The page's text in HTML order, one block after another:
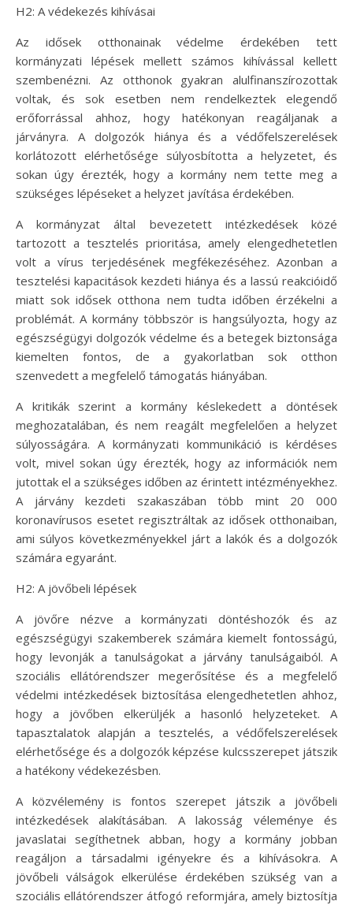
H2: A védekezés kihívásai
Az idősek otthonainak védelme érdekében tett
kormányzati lépések mellett számos kihívással kellett
szembenézni. Az otthonok gyakran alulfinanszírozottak
voltak, és sok esetben nem rendelkeztek elegendő
erőforrással ahhoz, hogy hatékonyan reagáljanak a
járványra. A dolgozók hiánya és a védőfelszerelések
korlátozott elérhetősége súlyosbította a helyzetet, és
sokan úgy érezték, hogy a kormány nem tette meg a
szükséges lépéseket a helyzet javítása érdekében.
A kormányzat által bevezetett intézkedések közé
tartozott a tesztelés prioritása, amely elengedhetetlen
volt a vírus terjedésének megfékezéséhez. Azonban a
tesztelési kapacitások kezdeti hiánya és a lassú reakcióidő
miatt sok idősek otthona nem tudta időben érzékelni a
problémát. A kormány többször is hangsúlyozta, hogy az
egészségügyi dolgozók védelme és a betegek biztonsága
kiemelten fontos, de a gyakorlatban sok otthon
szenvedett a megfelelő támogatás hiányában.
A kritikák szerint a kormány késlekedett a döntések
meghozatalában, és nem reagált megfelelően a helyzet
súlyosságára. A kormányzati kommunikáció is kérdéses
volt, mivel sokan úgy érezték, hogy az információk nem
jutottak el a szükséges időben az érintett intézményekhez.
A járvány kezdeti szakaszában több mint 20 000
koronavírusos esetet regisztráltak az idősek otthonaiban,
ami súlyos következményekkel járt a lakók és a dolgozók
számára egyaránt.
H2: A jövőbeli lépések
A jövőre nézve a kormányzati döntéshozók és az
egészségügyi szakemberek számára kiemelt fontosságú,
hogy levonják a tanulságokat a járvány tanulságaiból. A
szociális ellátórendszer megerősítése és a megfelelő
védelmi intézkedések biztosítása elengedhetetlen ahhoz,
hogy a jövőben elkerüljék a hasonló helyzeteket. A
tapasztalatok alapján a tesztelés, a védőfelszerelések
elérhetősége és a dolgozók képzése kulcsszerepet játszik
a hatékony védekezésben.
A közvélemény is fontos szerepet játszik a jövőbeli
intézkedések alakításában. A lakosság véleménye és
javaslatai segíthetnek abban, hogy a kormány jobban
reagáljon a társadalmi igényekre és a kihívásokra. A
jövőbeli válságok elkerülése érdekében szükség van a
szociális ellátórendszer átfogó reformjára, amely biztosítja